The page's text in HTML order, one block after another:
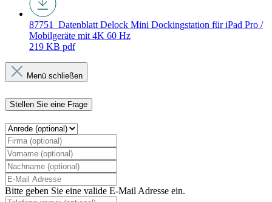
87751_Datenblatt Delock Mini Dockingstation für iPad Pro /
Mobilgeräte mit 4K 60 Hz
219 KB pdf
Menü schließen
Stellen Sie eine Frage
Bitte geben Sie eine valide E-Mail Adresse ein.